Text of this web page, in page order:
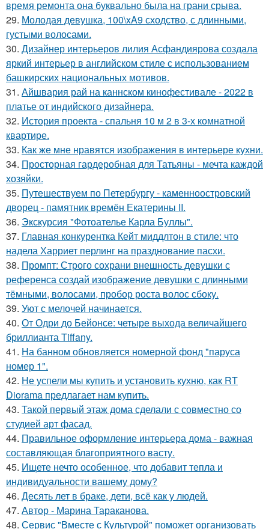
время ремонта она буквально была на грани срыва.
29. Молодая девушка, 100\xA9 сходство, с длинными,
густыми волосами.
30. Дизайнер интерьеров лилия Асфандиярова создала
яркий интерьер в английском стиле с использованием
башкирских национальных мотивов.
31. Айшвария рай на каннском кинофестивале - 2022 в
платье от индийского дизайнера.
32. История проекта - спальня 10 м 2 в 3-х комнатной
квартире.
33. Как же мне нравятся изображения в интерьере кухни.
34. Просторная гардеробная для Татьяны - мечта каждой
хозяйки.
35. Путешествуем по Петербургу - каменноостровский
дворец - памятник времён Екатерины II.
36. Экскурсия "Фотоателье Карла Буллы".
37. Главная конкурентка Кейт миддлтон в стиле: что
надела Харриет перлинг на празднование пасхи.
38. Промпт: Строго сохрани внешность девушки с
референса создай изображение девушки с длинными
тёмными, волосами, пробор роста волос сбоку.
39. Уют с мелочей начинается.
40. От Одри до Бейонсе: четыре выхода величайшего
бриллианта Tiffany.
41. На банном обновляется номерной фонд "паруса
номер 1".
42. Не успели мы купить и установить кухню, как RT
Diorama предлагает нам купить.
43. Такой первый этаж дома сделали с совместно со
студией арт фасад.
44. Правильное оформление интерьера дома - важная
составляющая благоприятного васту.
45. Ищете нечто особенное, что добавит тепла и
индивидуальности вашему дому?
46. Десять лет в браке, дети, всё как у людей.
47. Автор - Марина Тараканова.
48. Сервис "Вместе с Культурой" поможет организовать